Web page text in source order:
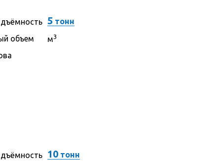
объем
5 тонн
м3
10 тонн